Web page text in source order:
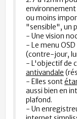
environnement
ou moins
"sensible", un
- Une vision
- Le menu
(contre-jour,
- L'objectif de
antivandale
- Elles sont
aussi bien en
plafond.
- Un